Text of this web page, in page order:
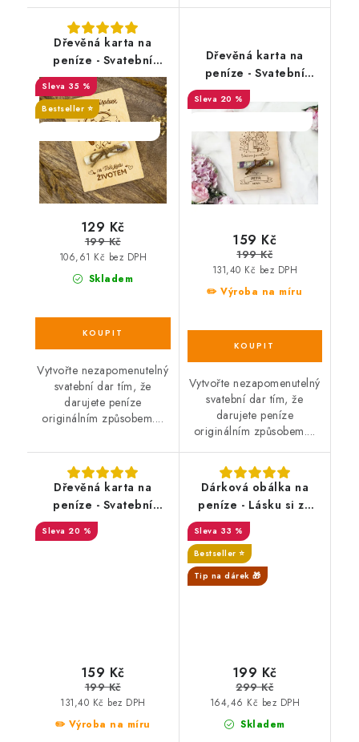
Dřevěná karta na
peníze - Svatební
příspěvek na Vaši
jízdu životem
35 %
Bestseller ⭐️
Skladem
106,61 Kč bez DPH
129 Kč
199 Kč
Vytvořte nezapomenutelný
svatební dar tím, že
darujete peníze
originálním způsobem....
Dřevěná karta na
peníze - Svatební
blahopřání na cestu
životem, s věnováním
20 %
✏️ Výroba na míru
131,40 Kč bez DPH
159 Kč
199 Kč
Vytvořte nezapomenutelný
svatební dar tím, že
darujete peníze
originálním způsobem....
Dřevěná karta na
peníze - Svatební
blahopřání ke sňatku,
s věnováním
20 %
✏️ Výroba na míru
131,40 Kč bez DPH
159 Kč
199 Kč
Dárková obálka na
peníze - Lásku si za
peníze nekoupíš -
ZÁŽITKY ANO
33 %
Bestseller ⭐️
Tip na dárek 🎁
Skladem
164,46 Kč bez DPH
199 Kč
299 Kč